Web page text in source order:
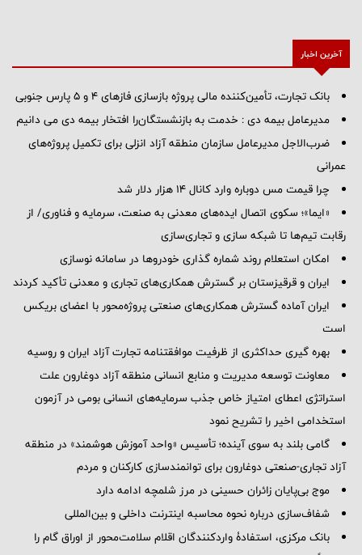
آخرین اخبار
بانک تجارت، تأمین‌کننده مالی پروژه بازسازی فازهای ۴ و ۵ پارس جنوبی
مدیرعامل بیمه دی : خدمت به بازنشستگان‌را افتخار بیمه دی می دانیم
ضرب‌الاجل مدیرعامل سازمان منطقه آزاد انزلی برای تكمیل پروژه‌های
عمرانی
چرا قیمت مس دوباره وارد کانال ۱۴ هزار دلار شد
«ایما»؛ سکوی اتصال ایده‌های معدنی به صنعت، سرمایه و فناوری/ از
رقابت تیم‌ها تا شبکه سازی و تجاری‌سازی
امکان استعلام روند شماره گذاری خودروها در سامانه نوسازی
ایران و قرقیزستان بر گسترش همکاری‌های تجاری و معدنی تأکید کردند
ایران آماده گسترش همکاری‌های صنعتی پروژه‌محور با اعضای بریکس
است
بهره گیری حداکثری از ظرفیت موافقتنامه تجارت آزاد ایران و روسیه
معاونت توسعه مدیریت و منابع انسانی منطقه آزاد دوغارون علت
استراتژی اعطای امتیاز خاص جذب سرمایه‌های انسانی بومی در آزمون
استخدامی اخیر را تشریح نمود
گامی بلند به سوی آینده؛ تأسیس «واحد آموزش هوشمند» در منطقه
آزاد تجاری-صنعتی دوغارون برای توانمندسازی کارکنان و مردم
موج بی‌پایان زائران حسینی در مرز شلمچه ادامه دارد
شفاف‌سازی درباره نحوه محاسبه اینترنت داخلی و بین‌المللی
بانک مرکزی، استفادۀ واردکنندگان اقلام سلامت‌محور از اوراق گام را